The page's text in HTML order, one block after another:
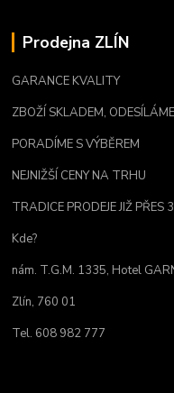
Prodejna ZLÍN
GARANCE KVALITY
ZBOŽÍ SKLADEM,
PORADÍME S VÝBĚREM
NEJNIŽŠÍ CENY NA TRHU
TRADICE PRODEJE JIŽ PŘES
Kde?
nám. T.G.M. 1335, Hotel
Zlín, 760 01
Tel. 608 982 777